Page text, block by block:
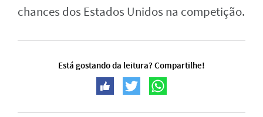
chances dos Estados Unidos na competição.
Está gostando da leitura? Compartilhe!